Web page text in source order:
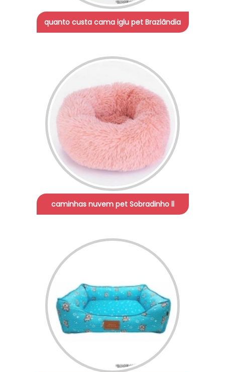
quanto custa cama iglu pet Brazlândia
caminhas nuvem pet Sobradinho ll